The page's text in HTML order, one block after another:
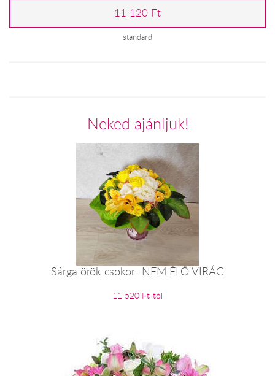
11 120 Ft
standard
Neked ajánljuk!
Sárga örök csokor- NEM ÉLŐ VIRÁG
11 520 Ft-tól